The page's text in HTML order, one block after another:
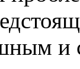
и